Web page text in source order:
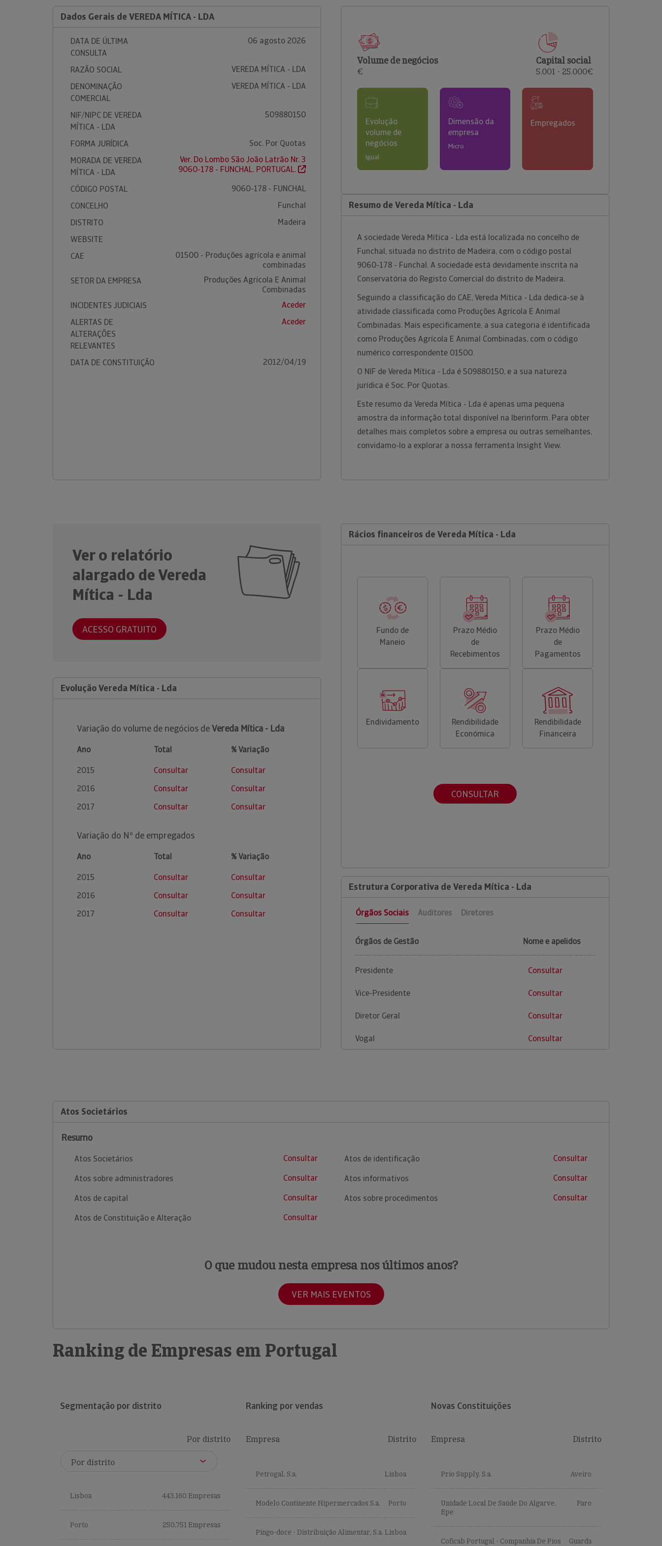
comerciais e analisar o risco de incumprimento dos
Dados Gerais de VEREDA MÍTICA - LDA
DATA DE ÚLTIMA
CONSULTA
06 agosto 2026
RAZÃO SOCIAL
VEREDA MÍTICA - LDA
DENOMINAÇÃO
COMERCIAL
VEREDA MÍTICA - LDA
NIF/NIPC DE VEREDA
MÍTICA - LDA
509880150
FORMA JURÍDICA
Soc. Por Quotas
MORADA DE VEREDA
MÍTICA - LDA
Ver. Do Lombo São João Latrão Nr. 3
9060-178 - FUNCHAL. PORTUGAL.
CÓDIGO POSTAL
9060-178 - FUNCHAL
CONCELHO
Funchal
DISTRITO
Madeira
WEBSITE
CAE
01500 - Produções agrícola e animal
combinadas
SETOR DA EMPRESA
Produções Agrícola E Animal
Combinadas
INCIDENTES JUDICIAIS
Aceder
ALERTAS DE
ALTERAÇÕES
RELEVANTES
Aceder
DATA DE CONSTITUIÇÃO 2012/04/19
Volume de negócios
€
Capital social
5.001 - 25.000€
Evolução
volume de
negócios
Igual
Dimensão da
empresa
Micro
Empregados
Resumo de Vereda Mítica - Lda
A sociedade Vereda Mítica - Lda está localizada no concelho de
Funchal, situada no distrito de Madeira, com o código postal
9060-178 - Funchal. A sociedade está devidamente inscrita na
Conservatória do Registo Comercial do distrito de Madeira.
Seguindo a classificação do CAE, Vereda Mítica - Lda dedica-se à
atividade classificada como Produções Agrícola E Animal
Combinadas. Mais especificamente, a sua categoria é identificada
como Produções Agrícola E Animal Combinadas, com o código
numérico correspondente 01500.
O NIF de Vereda Mítica - Lda é 509880150, e a sua natureza
jurídica é Soc. Por Quotas.
Este resumo da Vereda Mítica - Lda é apenas uma pequena
amostra da informação total disponível na Iberinform. Para obter
detalhes mais completos sobre a empresa ou outras semelhantes,
convidamo-lo a explorar a nossa ferramenta Insight View.
Ver o relatório
alargado de Vereda
Mítica - Lda
ACESSO GRATUITO
Evolução Vereda Mítica - Lda
Variação do volume de negócios deVereda Mítica - Lda
Ano Total
% Variação
2015
Consultar
Consultar
2016
Consultar
Consultar
2017
Consultar Consultar
Variação do Nº de empregados
Ano Total
% Variação
2015
Consultar
Consultar
2016
Consultar
Consultar
2017
Consultar Consultar
Rácios financeiros de Vereda Mítica - Lda
Fundo de
Maneio
Prazo Médio
de
Recebimentos
Prazo Médio
de
Pagamentos
Endividamento
Rendibilidade
Económica
Rendibilidade
Financeira
CONSULTAR
Estrutura Corporativa de Vereda Mítica - Lda
Órgãos Sociais Auditores Diretores
Órgãos de Gestão Nome e apelidos
Presidente Consultar
Vice-Presidente Consultar
Diretor Geral Consultar
Vogal Consultar
Atos Societários
Resumo
Atos Societários
Consultar
Atos sobre administradores
Consultar
Atos de capital
Consultar
Atos de Constituição e Alteração
Consultar
Atos de identificação
Consultar
Atos informativos
Consultar
Atos sobre procedimentos
Consultar
O que mudou nesta empresa nos últimos anos?
VER MAIS EVENTOS
Ranking de Empresas em Portugal
Segmentação por distrito
Por distrito
Lisboa 443,160 Empresas
Porto 250,751 Empresas
Ranking por vendas
Empresa Distrito
Petrogal, S.a. Lisboa
Modelo Continente Hipermercados S.a. Porto
Pingo-doce - Distribuição Alimentar, S.a. Lisboa
Novas Constituições
Empresa Distrito
Prio Supply, S.a. Aveiro
Unidade Local De Saúde Do Algarve,
Epe
Faro
Coficab Portugal - Companhia De Fios
Guarda